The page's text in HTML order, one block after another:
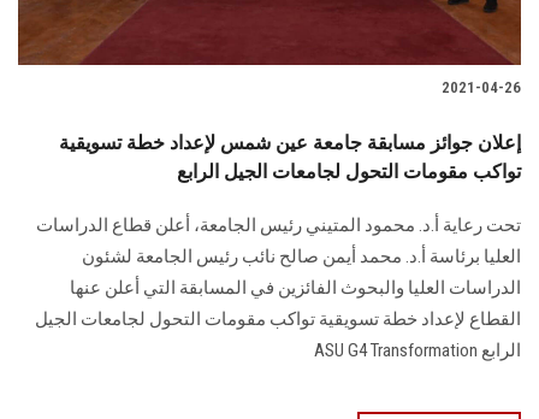
2021-04-26
إعلان جوائز مسابقة جامعة عين شمس لإعداد خطة تسويقية
تواكب مقومات التحول لجامعات الجيل الرابع
تحت رعاية أ.د. محمود المتيني رئيس الجامعة، أعلن قطاع الدراسات
العليا برئاسة أ.د. محمد أيمن صالح نائب رئيس الجامعة لشئون
الدراسات العليا والبحوث الفائزين في المسابقة التي أعلن عنها
القطاع لإعداد خطة تسويقية تواكب مقومات التحول لجامعات الجيل
الرابع ASU G4 Transformation